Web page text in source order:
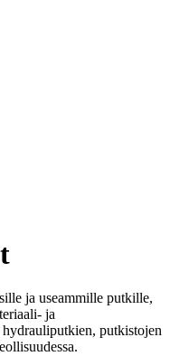
ja useammille putkille,
ja
putkistojen